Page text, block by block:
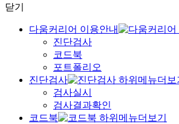
닫기
다움커리어 이용안내
진단검사
코드북
포트폴리오
진단검사
검사실시
검사결과확인
코드북